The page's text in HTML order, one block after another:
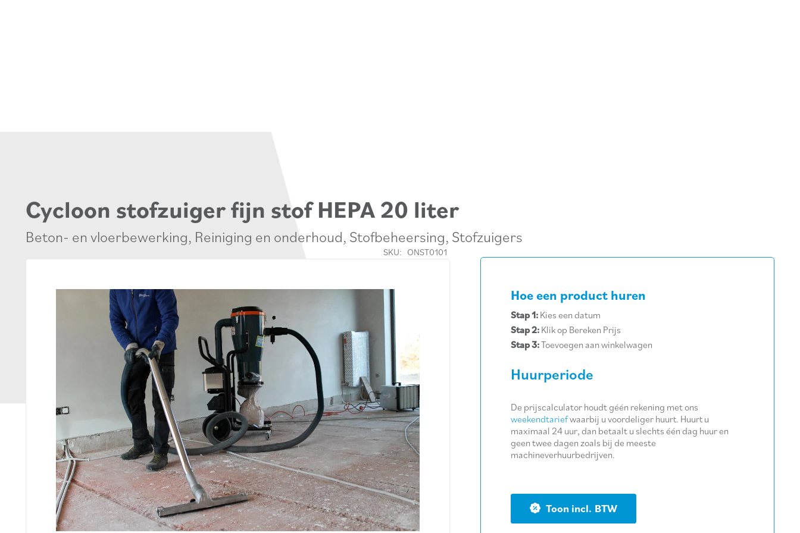
Cycloon stofzuiger fijn stof HEPA 20 liter
Beton- en vloerbewerking, Reiniging en onderhoud, Stofbeheersing, Stofzuigers
SKU: ONST0101
Hoe een product huren
Stap 1:Kies een datum
Stap 2:Klik op Bereken Prijs
Stap 3:Toevoegen aan winkelwagen
Huurperiode
De prijscalculator houdt géén rekening met ons
weekendtariefwaarbij u voordeliger huurt. Huurt u
maximaal 24 uur, dan betaalt u slechts één dag huur en
geen twee dagen zoals bij de meeste
machineverhuurbedrijven.
BTW